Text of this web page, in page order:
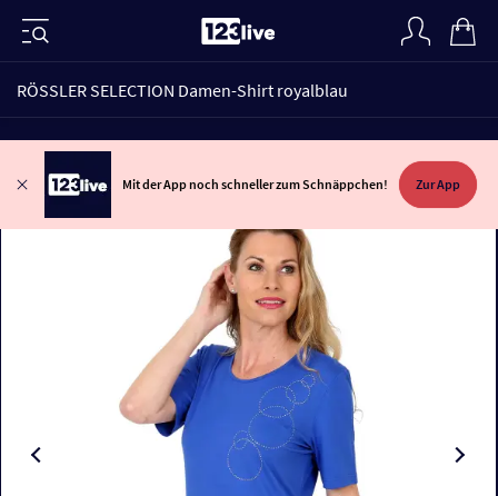
RÖSSLER SELECTION Damen-Shirt royalblau
Mit der App noch schneller zum Schnäppchen! Zur App